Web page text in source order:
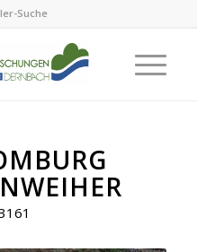
Suche